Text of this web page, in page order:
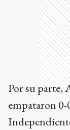
Por su parte,
empataron